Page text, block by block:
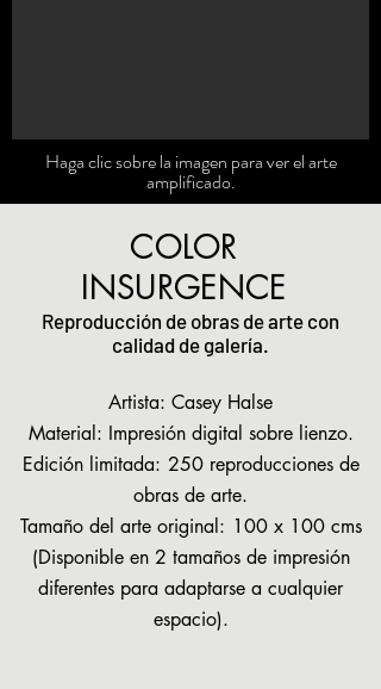
Haga clic sobre la imagen para ver el arte
amplificado.
COLOR
INSURGENCE
Reproducción de obras de arte con
calidad de galería.
Artista: Casey Halse
Material: Impresión digital sobre lienzo.
Edición limitada: 250 reproducciones de
obras de arte.
Tamaño del arte original: 100 x 100 cms
(Disponible en 2 tamaños de impresión
diferentes para adaptarse a cualquier
espacio).